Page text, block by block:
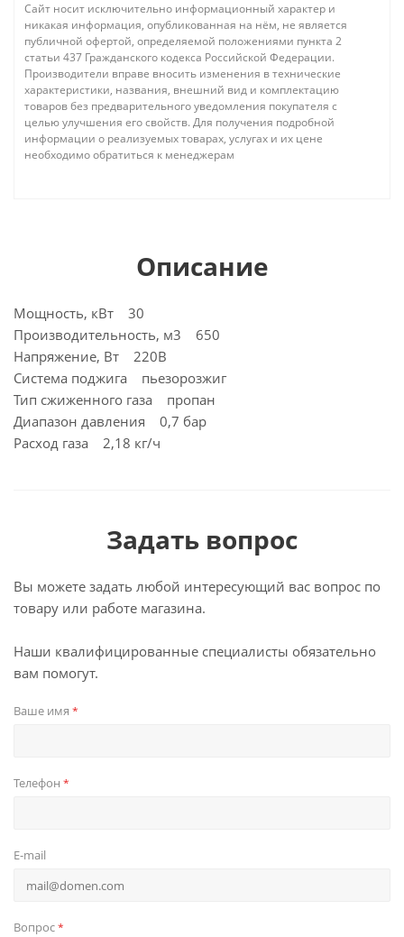
Сайт носит исключительно информационный характер и
никакая информация, опубликованная на нём, не является
публичной офертой, определяемой положениями пункта 2
статьи 437 Гражданского кодекса Российской Федерации.
Производители вправе вносить изменения в технические
характеристики, названия, внешний вид и комплектацию
товаров без предварительного уведомления покупателя с
целью улучшения его свойств. Для получения подробной
информации о реализуемых товарах, услугах и их цене
необходимо обратиться к менеджерам
Описание
Мощность, кВт 30
Производительность, м3 650
Напряжение, Вт 220В
Система поджига пьезорозжиг
Тип сжиженного газа пропан
Диапазон давления 0,7 бар
Расход газа 2,18 кг/ч
Задать вопрос
Вы можете задать любой интересующий вас вопрос по
товару или работе магазина.
Наши квалифицированные специалисты обязательно
вам помогут.
Ваше имя *
Телефон *
E-mail
Вопрос*